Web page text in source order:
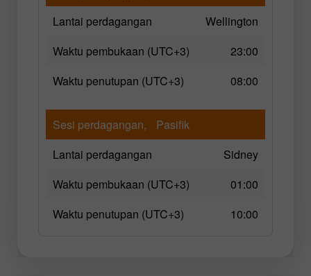
Lantai perdagangan
Wellington
Waktu pembukaan (UTC+3)
23:00
Waktu penutupan (UTC+3)
08:00
Sesi perdagangan,
Pasifik
Lantai perdagangan
Sidney
Waktu pembukaan (UTC+3)
01:00
Waktu penutupan (UTC+3)
10:00